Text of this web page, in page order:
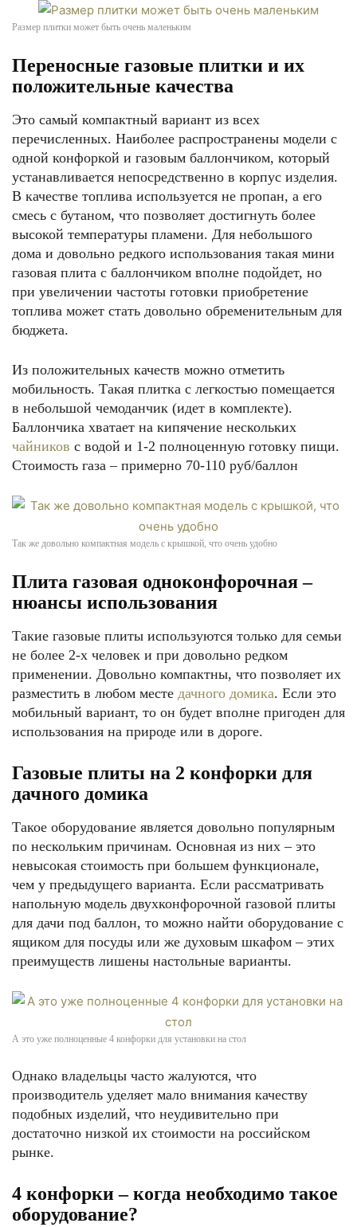
Размер плитки может быть очень маленьким
Переносные газовые плитки и их
положительные качества
Это самый компактный вариант из всех
перечисленных. Наиболее распространены модели с
одной конфоркой и газовым баллончиком, который
устанавливается непосредственно в корпус изделия.
В качестве топлива используется не пропан, а его
смесь с бутаном, что позволяет достигнуть более
высокой температуры пламени. Для небольшого
дома и довольно редкого использования такая мини
газовая плита с баллончиком вполне подойдет, но
при увеличении частоты готовки приобретение
топлива может стать довольно обременительным для
бюджета.
Из положительных качеств можно отметить
мобильность. Такая плитка с легкостью помещается
в небольшой чемоданчик (идет в комплекте).
Баллончика хватает на кипячение нескольких
чайников с водой и 1-2 полноценную готовку пищи.
Стоимость газа – примерно 70-110 руб/баллон
Так же довольно компактная модель с крышкой, что очень удобно
Плита газовая одноконфорочная –
нюансы использования
Такие газовые плиты используются только для семьи
не более 2-х человек и при довольно редком
применении. Довольно компактны, что позволяет их
разместить в любом месте дачного домика. Если это
мобильный вариант, то он будет вполне пригоден для
использования на природе или в дороге.
Газовые плиты на 2 конфорки для
дачного домика
Такое оборудование является довольно популярным
по нескольким причинам. Основная из них – это
невысокая стоимость при большем функционале,
чем у предыдущего варианта. Если рассматривать
напольную модель двухконфорочной газовой плиты
для дачи под баллон, то можно найти оборудование с
ящиком для посуды или же духовым шкафом – этих
преимуществ лишены настольные варианты.
А это уже полноценные 4 конфорки для установки на стол
Однако владельцы часто жалуются, что
производитель уделяет мало внимания качеству
подобных изделий, что неудивительно при
достаточно низкой их стоимости на российском
рынке.
4 конфорки – когда необходимо такое
оборудование?